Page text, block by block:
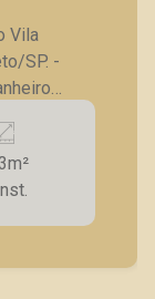
Vila
SP. -
de
e